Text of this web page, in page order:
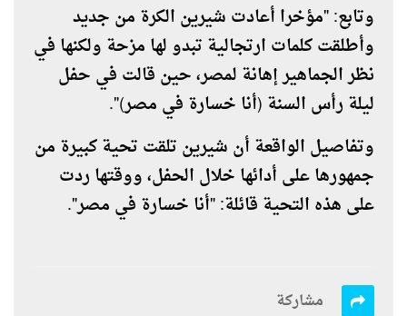
وتابع: "مؤخرا أعادت شيرين الكرة من جديد
وأطلقت كلمات ارتجالية تبدو لها مزحة ولكنها في
نظر الجماهير إهانة لمصر، حين قالت في حفل
ليلة رأس السنة (أنا خسارة في مصر)".
وتفاصيل الواقعة أن شيرين تلقت تحية كبيرة من
جمهورها على أدائها خلال الحفل، ووقتها ردت
على هذه التحية قائلة: "أنا خسارة في مصر".
مشاركة